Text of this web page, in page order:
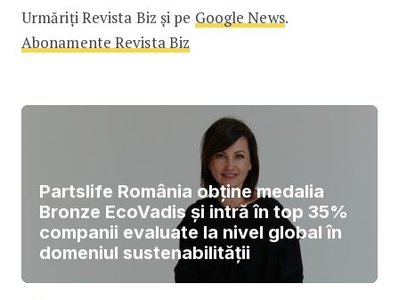
Urmăriți Revista Biz și pe Google News.
Abonamente Revista Biz
Partslife România obține medalia
Bronze EcoVadis și intră în top 35%
companii evaluate la nivel global în
domeniul sustenabilității